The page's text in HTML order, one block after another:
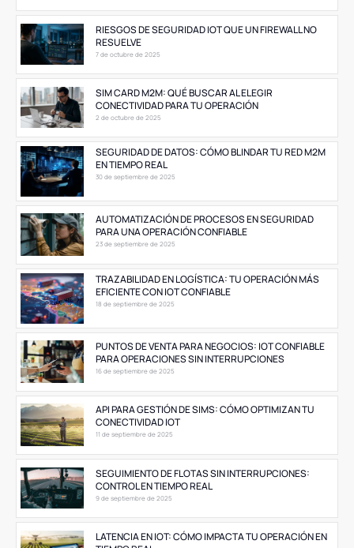
RIESGOS DE SEGURIDAD IOT QUE UN FIREWALL NO
RESUELVE
7 de octubre de 2025
SIM CARD M2M: QUÉ BUSCAR AL ELEGIR
CONECTIVIDAD PARA TU OPERACIÓN
2 de octubre de 2025
SEGURIDAD DE DATOS: CÓMO BLINDAR TU RED M2M
EN TIEMPO REAL
30 de septiembre de 2025
AUTOMATIZACIÓN DE PROCESOS EN SEGURIDAD
PARA UNA OPERACIÓN CONFIABLE
23 de septiembre de 2025
TRAZABILIDAD EN LOGÍSTICA: TU OPERACIÓN MÁS
EFICIENTE CON IOT CONFIABLE
18 de septiembre de 2025
PUNTOS DE VENTA PARA NEGOCIOS: IOT CONFIABLE
PARA OPERACIONES SIN INTERRUPCIONES
16 de septiembre de 2025
API PARA GESTIÓN DE SIMS: CÓMO OPTIMIZAN TU
CONECTIVIDAD IOT
11 de septiembre de 2025
SEGUIMIENTO DE FLOTAS SIN INTERRUPCIONES:
CONTROL EN TIEMPO REAL
9 de septiembre de 2025
LATENCIA EN IOT: CÓMO IMPACTA TU OPERACIÓN EN